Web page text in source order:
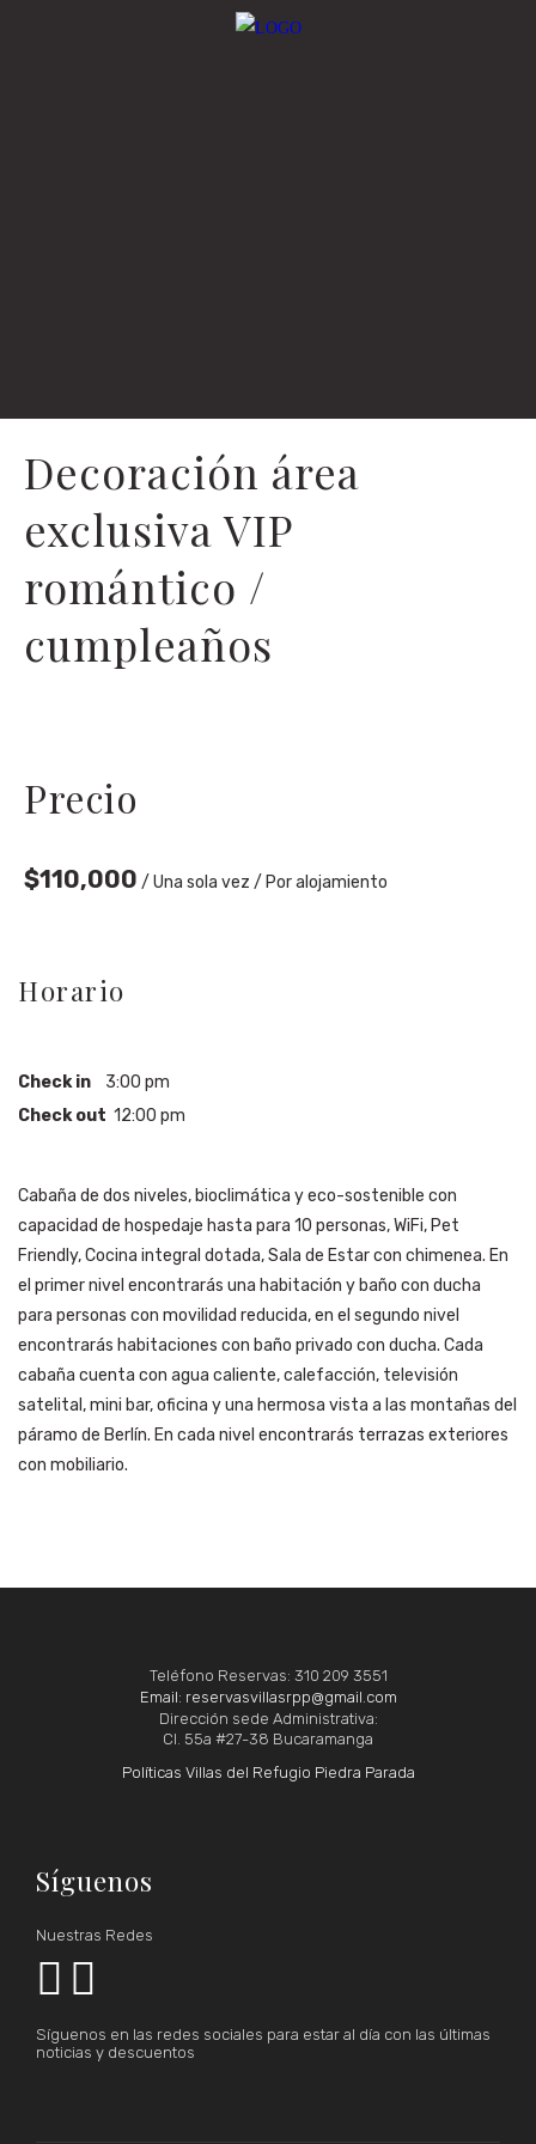
Decoración área
exclusiva VIP
romántico /
cumpleaños
Precio
$110,000 / Una sola vez / Por alojamiento
Horario
Check in 3:00 pm
Check out 12:00 pm
Cabaña de dos niveles, bioclimática y eco-sostenible con
capacidad de hospedaje hasta para 10 personas, WiFi, Pet
Friendly, Cocina integral dotada, Sala de Estar con chimenea. En
el primer nivel encontrarás una habitación y baño con ducha
para personas con movilidad reducida, en el segundo nivel
encontrarás habitaciones con baño privado con ducha. Cada
cabaña cuenta con agua caliente, calefacción, televisión
satelital, mini bar, oficina y una hermosa vista a las montañas del
páramo de Berlín. En cada nivel encontrarás terrazas exteriores
con mobiliario.
Teléfono Reservas: 310 209 3551
Email: reservasvillasrpp@gmail.com
Dirección sede Administrativa:
Cl. 55a #27-38 Bucaramanga
Políticas Villas del Refugio Piedra Parada
Síguenos
Nuestras Redes
 
Síguenos en las redes sociales para estar al día con las últimas
noticias y descuentos